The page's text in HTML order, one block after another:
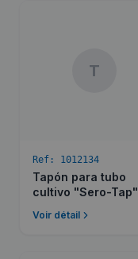
T
Ref: 1012134
Tapón para tubo
cultivo "Sero-Tap"
Voir détail